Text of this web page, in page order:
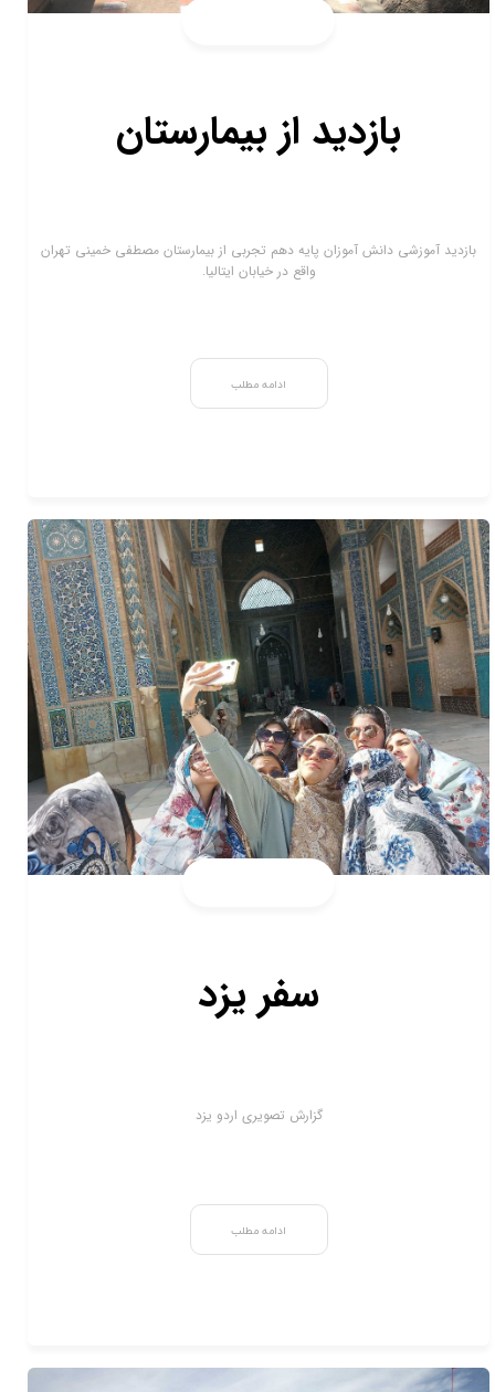
بازدید از بیمارستان
بازدید آموزشی دانش آموزان پایه دهم تجربی از بیمارستان مصطفی خمینی تهران
واقع در خیابان ایتالیا.
ادامه مطلب
سفر یزد
گزارش تصویری اردو یزد
ادامه مطلب